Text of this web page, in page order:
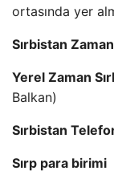
ortasında yer
Sırbistan
Yerel Zaman
Balkan)
Sırbistan
Sırp para birimi